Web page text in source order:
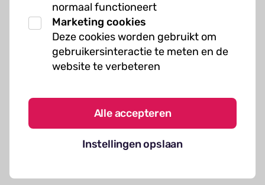
normaal functioneert
Marketing cookies
Deze cookies worden gebruikt om
gebruikersinteractie te meten en de
website te verbeteren
Alle accepteren
Instellingen opslaan
Organisatie
Werken bij Kielzog
Veelgestelde vragen
Algemene voorwaarden